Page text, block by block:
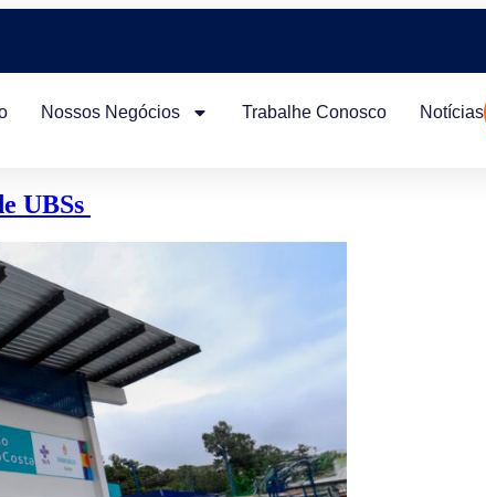
Nossos Negócios Trabalhe Conosco Notícias
UBSs